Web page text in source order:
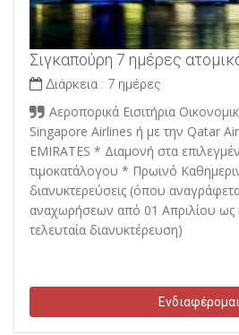
Σιγκαπούρη 7 ημέρες
Διάρκεια : 7 ημέρες
Αεροπορικά Εισιτήρια
Singapore Airlines ή με την Qatar
EMIRATES * Διαμονή στα
τιμοκατάλογου * Πρωινό
διανυκτερεύσεις (όπου
αναχωρήσεων από 01 Απριλίου ως
τελευταία διανυκτέρευση)